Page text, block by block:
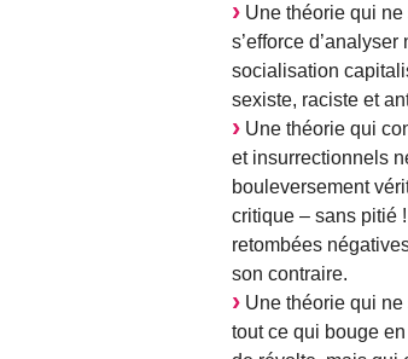
Une théorie qui
s’efforce
socialisation
sexiste, raciste et
Une théorie qui
et insurrectionnels
bouleversement
critique – sans pitié
retombées
son contraire.
Une théorie qui
tout ce qui bouge